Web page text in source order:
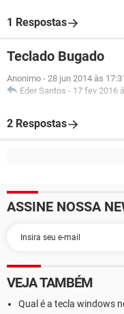
1 Respostas
Teclado Bugado
Anonimo - 28 jun 2014 às
Eder Santos - 17 fev 2016
2 Respostas
ASSINE NOSSA
VEJA TAMBÉM
Qual é a tecla windows